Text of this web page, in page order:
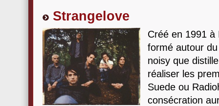
Strangelove
Créé en 1991 à
formé autour
noisy que
réaliser les
Suede ou
consécration